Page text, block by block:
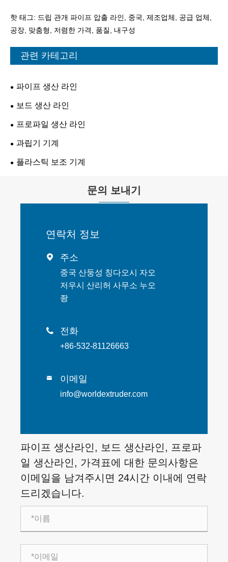
핫 태그: 드립 관개 파이프 압출 라인, 중국, 제조업체, 공급 업체,
공장, 맞춤형, 저렴한 가격, 품질, 내구성
관련 카테고리
파이프 생산 라인
보드 생산 라인
프로파일 생산 라인
과립기 기계
플라스틱 보조 기계
문의 보내기
연락처 정보
 주소
중국 산둥성 칭다오시 자오
저우시 산리허 사무소 누오
좡
 전화
+86-532-81126663
 이메일
info@worldextruder.com
파이프 생산라인, 보드 생산라인, 프로파
일 생산라인, 가격표에 대한 문의사항은
이메일을 남겨주시면 24시간 이내에 연락
드리겠습니다.